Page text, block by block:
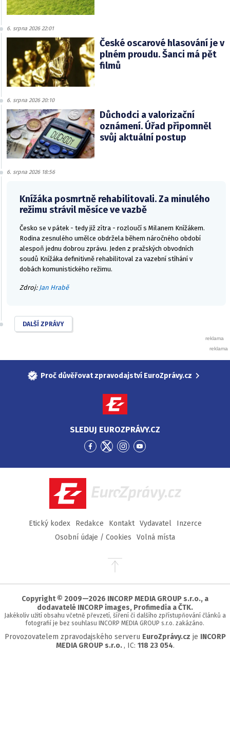
6. srpna 2026 22:01
České oscarové hlasování je v
plném proudu. Šanci má pět
filmů
6. srpna 2026 20:10
Důchodci a valorizační
oznámení. Úřad připomněl
svůj aktuální postup
6. srpna 2026 18:56
Knížáka posmrtně rehabilitovali. Za minulého
režimu strávil měsíce ve vazbě
Česko se v pátek - tedy již zítra - rozloučí s Milanem Knížákem.
Rodina zesnulého umělce obdržela během náročného období
alespoň jednu dobrou zprávu. Jeden z pražských obvodních
soudů Knížáka definitivně rehabilitoval za vazební stíhání v
dobách komunistického režimu.
Zdroj: Jan Hrabě
DALŠÍ ZPRÁVY
Proč důvěřovat zpravodajství EuroZprávy.cz
SLEDUJ EUROZPRÁVY.CZ
Přejít
Facebook
Přejít
Twitter
Přejít
Instagram
Přejít
YouTube
EuroZprávy.cz
Etický kodex Redakce Kontakt Vydavatel
Inzerce
Osobní údaje / Cookies
Volná místa
Přejít
stránky
Copyright © 2009—2026 INCORP MEDIA GROUP s.r.o., a
dodavatelé INCORP images, Profimedia a ČTK.
Jakékoliv užití obsahu včetně převzetí, šíření či dalšího zpřístupňování článků a
fotografií je bez souhlasu INCORP MEDIA GROUP s.r.o. zakázáno.
Provozovatelem zpravodajského serveru EuroZprávy.cz je INCORP
MEDIA GROUP s.r.o. , IC: 118 23 054.